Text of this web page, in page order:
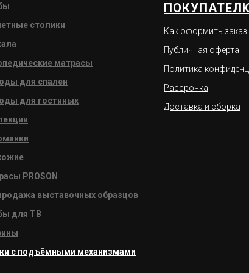
столики
матрасы
для спален
для гостиных
PROSON
выставочных образцов
для ТВ
с подъёмными механизмами
Как оформить заказ
Публичная оферта
Политика
Рассрочка
Доставка и сборка